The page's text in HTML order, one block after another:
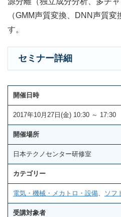
（GMM声質変換、DNN声質
す。
セミナー詳細
開催日時
2017年10月27日(金) 10:30 ～ 17:30
開催場所
日本テクノセンター研修室
カテゴリー
電気・機械・メカトロ・設備 ソフ
受講対象者